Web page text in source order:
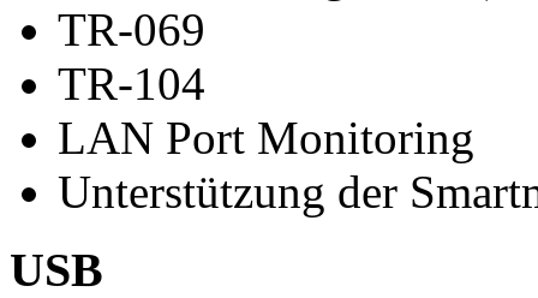
TR-069
TR-104
LAN Port Monitoring
Unterstützung der
USB